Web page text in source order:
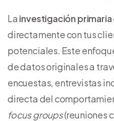
La investigación primaria
directamente con tus
potenciales. Este
de datos originales a
encuestas, entrevistas
directa del
focus groups(reuniones